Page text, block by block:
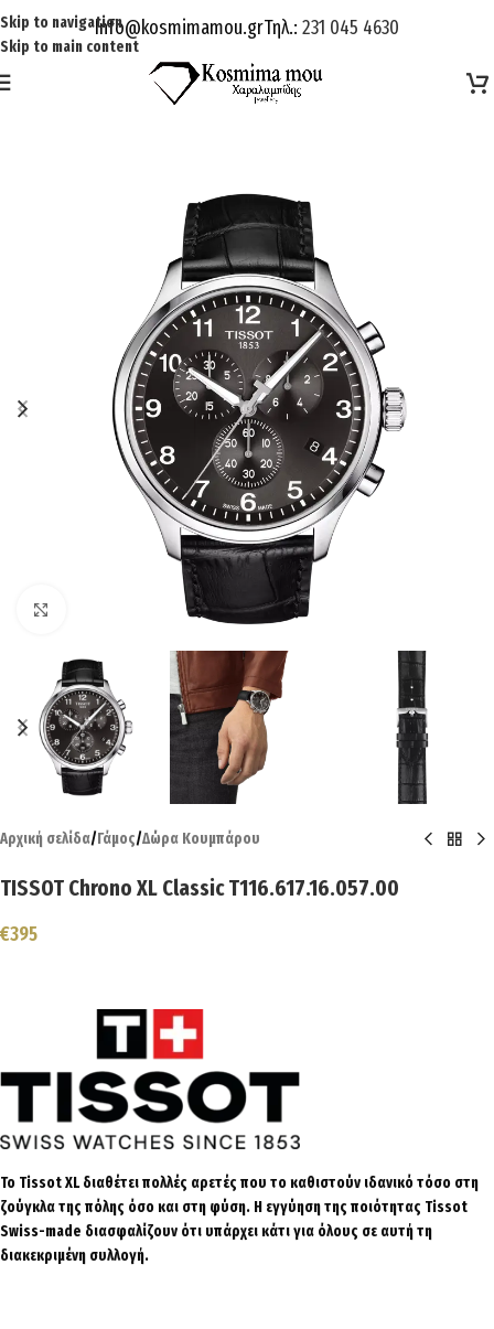
Skip to navigation
Skip to main content
Info@kosmimamou.grΤηλ.: 231 045 4630
Αρχική σελίδα/Γάμος/Δώρα Κουμπάρου
TISSOT Chrono XL Classic T116.617.16.057.00
€395
Το Tissot XL διαθέτει πολλές αρετές που το καθιστούν ιδανικό τόσο στη
ζούγκλα της πόλης όσο και στη φύση. Η εγγύηση της ποιότητας Tissot
Swiss-made διασφαλίζουν ότι υπάρχει κάτι για όλους σε αυτή τη
διακεκριμένη συλλογή.